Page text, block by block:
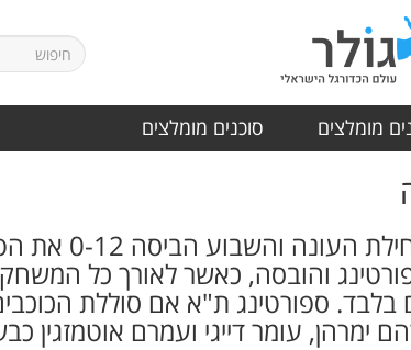
מומלצים סוכנים מומלצים
ספורטינג תל אביב ממשיכה להרשים ביכולת
והובסה, כאשר לאורך כל
מחליפים שהגיעו עם 11 שחקנים בלבד. ספורטינג ת"א אם
עומר דייגי ועמרם אוטמזגין